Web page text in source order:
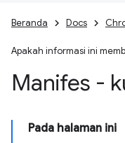
Beranda Docs
Apakah informasi ini
Manifes -
Pada halaman ini